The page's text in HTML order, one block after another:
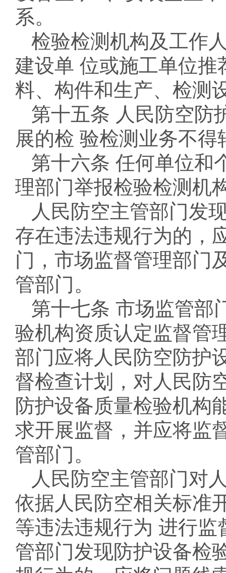
系。
检验检测机构及工作
建设单 位或施工单位
料、构件和生产、检测
第十五条 人民防空防
展的检 验检测业务不得
第十六条 任何单位和
理部门举报检验检测机
人民防空主管部门发
存在违法违规行为的，
门，市场监督管理部门
管部门。
第十七条 市场监管部
验机构资质认定监督管
部门应将人民防空防护
督检查计划，对人民防
防护设备质量检验机构
求开展监督，并应将监
管部门。
人民防空主管部门对
依据人民防空相关标准
等违法违规行为 进行
管部门发现防护设备检